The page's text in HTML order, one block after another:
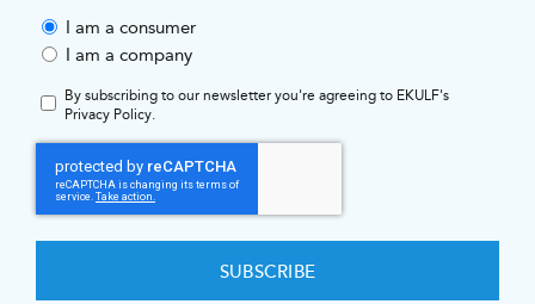
I am a consumer
I am a company
By subscribing to our newsletter you're agreeing to EKULF's
Privacy Policy.